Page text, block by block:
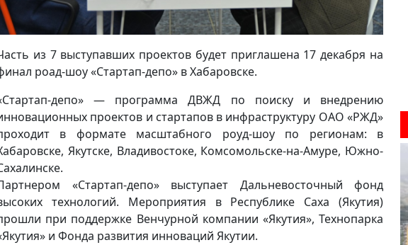
из 7 выступавших проектов будет приглашена 17 декабря на
роад-шоу «Стартап-депо» в Хабаровске.
депо» — программа ДВЖД по поиску и внедрению
проектов и стартапов в инфраструктуру ОАО «РЖД»
в формате масштабного роуд-шоу по регионам: в
Якутске, Владивостоке, Комсомольске-на-Амуре, Южно-
«Стартап-депо» выступает Дальневосточный фонд
технологий. Мероприятия в Республике Саха (Якутия)
при поддержке Венчурной компании «Якутия», Технопарка
и Фонда развития инноваций Якутии.